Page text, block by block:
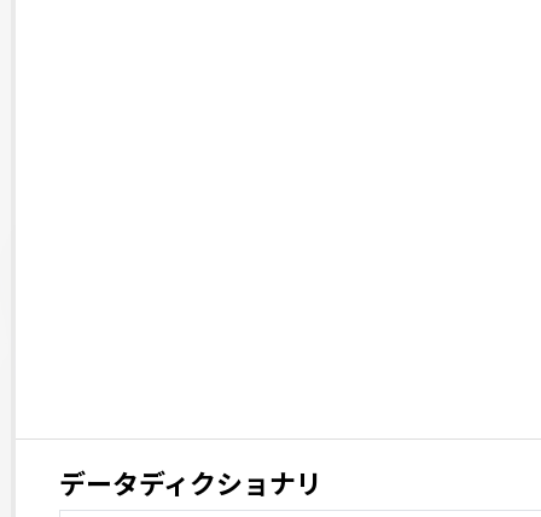
データディクショナリ